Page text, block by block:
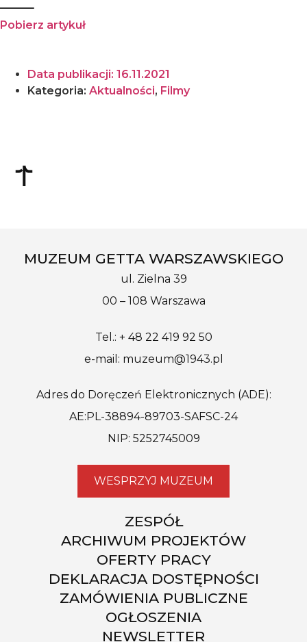
Pobierz artykuł
Data publikacji: 16.11.2021
Kategoria: Aktualności, Filmy
MUZEUM GETTA WARSZAWSKIEGO
ul. Zielna 39
00 – 108 Warszawa
Tel.: + 48 22 419 92 50
e-mail: muzeum@1943.pl
Adres do Doręczeń Elektronicznych (ADE):
AE:PL-38894-89703-SAFSC-24
NIP: 5252745009
WESPRZYJ MUZEUM
ZESPÓŁ
ARCHIWUM PROJEKTÓW
OFERTY PRACY
DEKLARACJA DOSTĘPNOŚCI
ZAMÓWIENIA PUBLICZNE
OGŁOSZENIA
NEWSLETTER